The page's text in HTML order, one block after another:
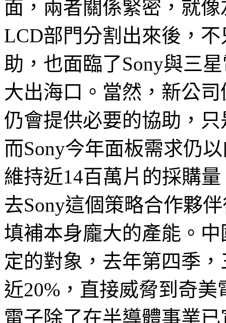
面，兩者關係緊密，就
LCD部門分割出來後，
助，也面臨了Sony與三
大出海口。當然，新公
仍會提供必要的協助，
而Sony今年面板需求仍
維持近14百萬片的採購
去Sony這個策略合作夥
填補本身龐大的產能。
定的對象，去年第四季
近20%，直接威脅到奇
電子除了在半導體事業